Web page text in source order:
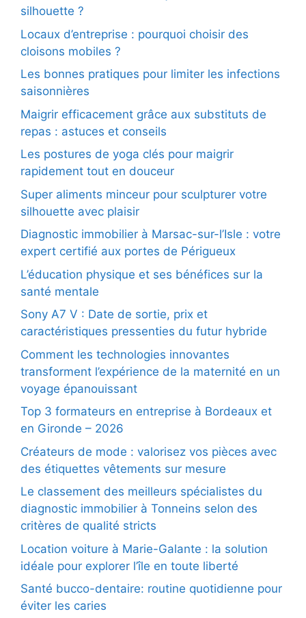
silhouette ?
Locaux d’entreprise : pourquoi choisir des
cloisons mobiles ?
Les bonnes pratiques pour limiter les infections
saisonnières
Maigrir efficacement grâce aux substituts de
repas : astuces et conseils
Les postures de yoga clés pour maigrir
rapidement tout en douceur
Super aliments minceur pour sculpturer votre
silhouette avec plaisir
Diagnostic immobilier à Marsac-sur-l’Isle : votre
expert certifié aux portes de Périgueux
L’éducation physique et ses bénéfices sur la
santé mentale
Sony A7 V : Date de sortie, prix et
caractéristiques pressenties du futur hybride
Comment les technologies innovantes
transforment l’expérience de la maternité en un
voyage épanouissant
Top 3 formateurs en entreprise à Bordeaux et
en Gironde – 2026
Créateurs de mode : valorisez vos pièces avec
des étiquettes vêtements sur mesure
Le classement des meilleurs spécialistes du
diagnostic immobilier à Tonneins selon des
critères de qualité stricts
Location voiture à Marie-Galante : la solution
idéale pour explorer l’île en toute liberté
Santé bucco-dentaire: routine quotidienne pour
éviter les caries